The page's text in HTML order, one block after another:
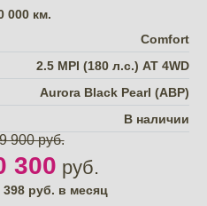
000 км.
Comfort
2.5 MPI (180 л.с.) АТ 4WD
Aurora Black Pearl (ABP)
В наличии
900 руб.
300 руб.
398 руб. в месяц